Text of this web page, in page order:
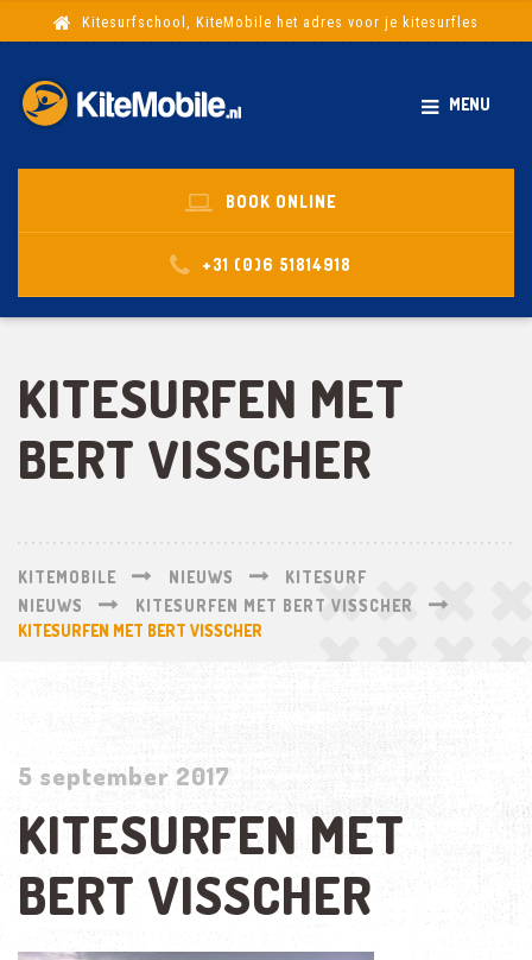
Kitesurfschool, KiteMobile het adres voor je kitesurfles
MENU
BOOK ONLINE
+31 (0)6 51814918
KITESURFEN MET
BERT VISSCHER
KITEMOBILE NIEUWS
KITESURF
NIEUWS
KITESURFEN MET BERT VISSCHER
KITESURFEN MET BERT VISSCHER
5 september 2017
KITESURFEN MET
BERT VISSCHER